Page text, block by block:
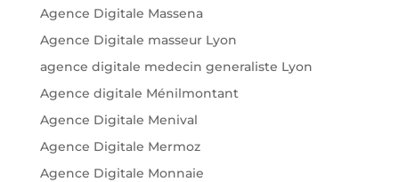
Agence Digitale Massena
Agence Digitale masseur Lyon
agence digitale medecin generaliste Lyon
Agence digitale Ménilmontant
Agence Digitale Menival
Agence Digitale Mermoz
Agence Digitale Monnaie